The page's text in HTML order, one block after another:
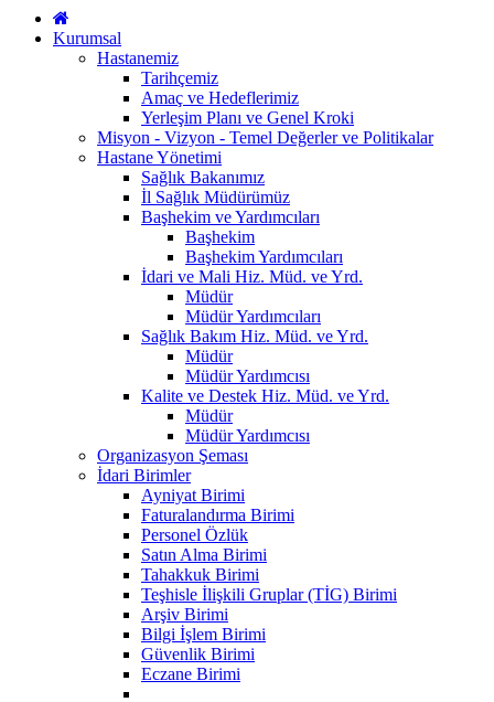
Kurumsal
Hastanemiz
Tarihçemiz
Amaç ve Hedeflerimiz
Yerleşim Planı ve Genel Kroki
Misyon - Vizyon - Temel Değerler ve Politikalar
Hastane Yönetimi
Sağlık Bakanımız
İl Sağlık Müdürümüz
Başhekim ve Yardımcıları
Başhekim
Başhekim Yardımcıları
İdari ve Mali Hiz. Müd. ve Yrd.
Müdür
Müdür Yardımcıları
Sağlık Bakım Hiz. Müd. ve Yrd.
Müdür
Müdür Yardımcısı
Kalite ve Destek Hiz. Müd. ve Yrd.
Müdür
Müdür Yardımcısı
Organizasyon Şeması
İdari Birimler
Ayniyat Birimi
Faturalandırma Birimi
Personel Özlük
Satın Alma Birimi
Tahakkuk Birimi
Teşhisle İlişkili Gruplar (TİG) Birimi
Arşiv Birimi
Bilgi İşlem Birimi
Güvenlik Birimi
Eczane Birimi